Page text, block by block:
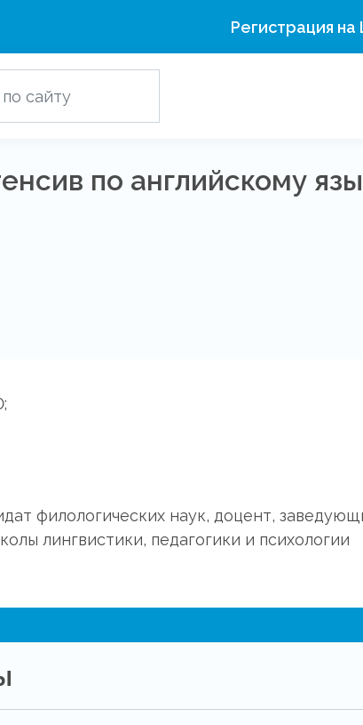
Регистрация
по английскому
филологических наук, доцент,
лингвистики, педагогики и психологии